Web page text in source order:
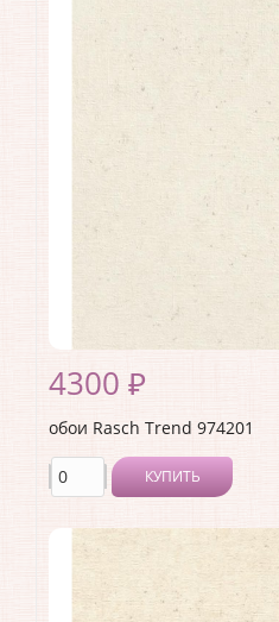
Материал покрытия:
Германия
Материал основы:
Флизелин
4300 ₽
обои Rasch Trend 974201
КУПИТЬ
Производитель:Rasch
Коллекция:Trend
Длина рулона:
Ширина рулона:
Материал покрытия:
Виниловое